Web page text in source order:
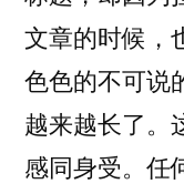
文章的时候，
色色的不可
越来越长了。
感同身受。任